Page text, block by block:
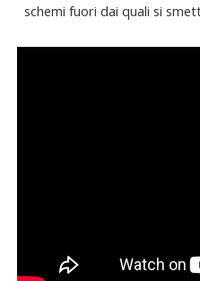
schemi fuori dai quali si